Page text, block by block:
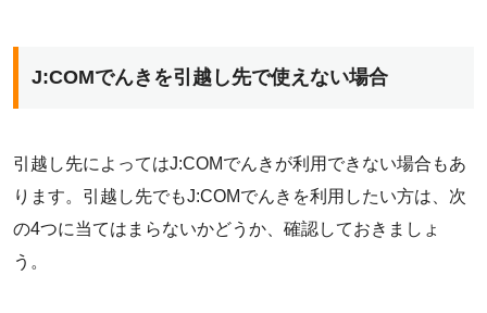
J:COMでんきを引越し先で使えない場合
引越し先によってはJ:COMでんきが利用できない場合もあ
ります。引越し先でもJ:COMでんきを利用したい方は、次
の4つに当てはまらないかどうか、確認しておきましょ
う。